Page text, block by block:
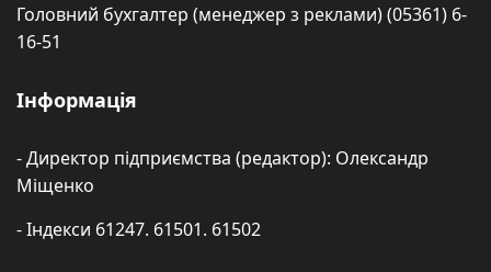
Головний бухгалтер (менеджер з реклами) (05361) 6-
16-51
Інформація
- Директор підприємства (редактор): Олександр
Міщенко
- Індекси 61247. 61501. 61502